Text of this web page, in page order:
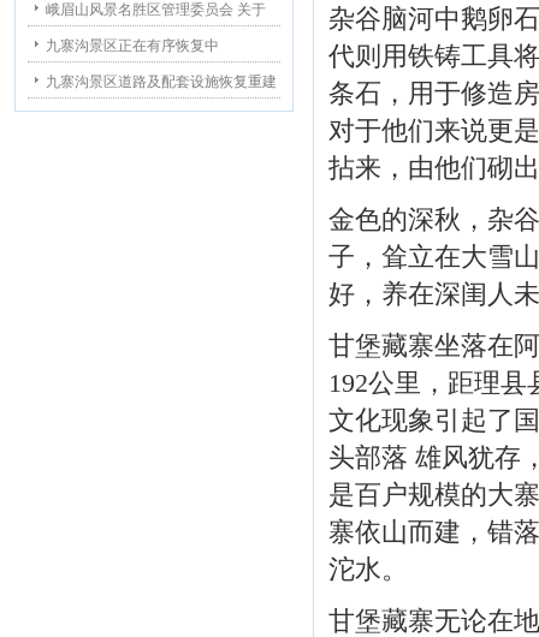
峨眉山风景名胜区管理委员会 关于
九寨沟景区正在有序恢复中
九寨沟景区道路及配套设施恢复重建
杂谷脑河中鹅卵
代则用铁铸工具
条石，用于修造
对于他们来说更
拈来，由他们砌
金色的深秋，杂
子，耸立在大雪
好，养在深闺人
甘堡藏寨坐落在
192公里，距理
文化现象引起了
头部落 雄风犹存
是百户规模的大
寨依山而建，错
沱水。
甘堡藏寨无论在